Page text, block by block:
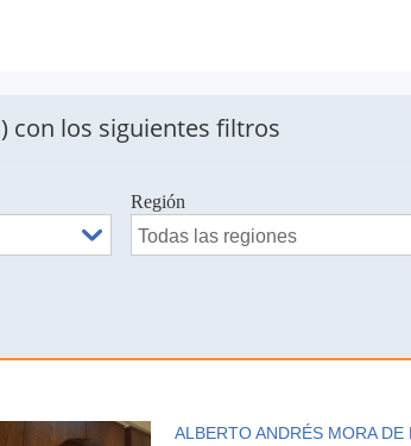
con los siguientes filtros
Región
ALBERTO ANDRÉS MORA DE